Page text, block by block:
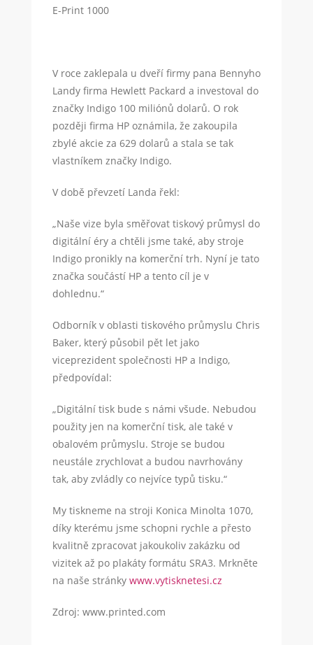
E-Print 1000
V roce zaklepala u dveří firmy pana Bennyho
Landy firma Hewlett Packard a investoval do
značky Indigo 100 miliónů dolarů. O rok
později firma HP oznámila, že zakoupila
zbylé akcie za 629 dolarů a stala se tak
vlastníkem značky Indigo.
V době převzetí Landa řekl:
„Naše vize byla směřovat tiskový průmysl do
digitální éry a chtěli jsme také, aby stroje
Indigo pronikly na komerční trh. Nyní je tato
značka součástí HP a tento cíl je v
dohlednu.“
Odborník v oblasti tiskového průmyslu Chris
Baker, který působil pět let jako
viceprezident společnosti HP a Indigo,
předpovídal:
„Digitální tisk bude s námi všude. Nebudou
použity jen na komerční tisk, ale také v
obalovém průmyslu. Stroje se budou
neustále zrychlovat a budou navrhovány
tak, aby zvládly co nejvíce typů tisku.“
My tiskneme na stroji Konica Minolta 1070,
díky kterému jsme schopni rychle a přesto
kvalitně zpracovat jakoukoliv zakázku od
vizitek až po plakáty formátu SRA3. Mrkněte
na naše stránky www.vytisknetesi.cz
Zdroj: www.printed.com